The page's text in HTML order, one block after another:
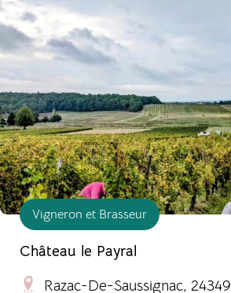
Vigneron et Brasseur
Château le Payral
Razac-De-Saussignac, 24349